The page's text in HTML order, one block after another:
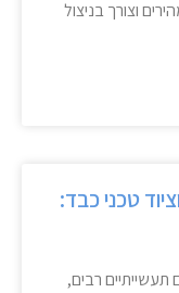
וצורך בניצול
טכני כבד:
תעשייתיים רבים,